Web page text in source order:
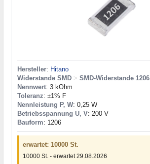
Hersteller: Hitano
Widerstande SMD > SMD-Widerstande 1206
Nennwert: 3 kOhm
Toleranz: ±1% F
Nennleistung P, W: 0,25 W
Betriebsspannung U, V: 200 V
Bauform: 1206
erwartet: 10000 St.
10000 St. - erwartet 29.08.2026